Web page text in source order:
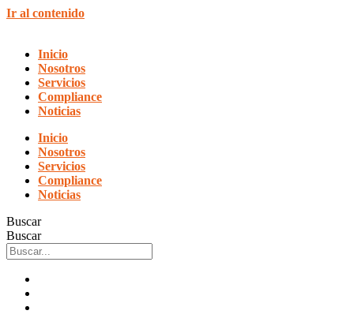
Ir al contenido
Inicio
Nosotros
Servicios
Compliance
Noticias
Inicio
Nosotros
Servicios
Compliance
Noticias
Buscar
Buscar